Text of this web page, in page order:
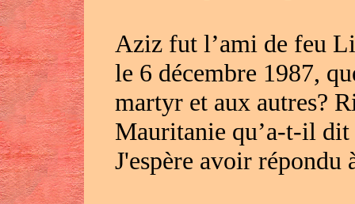
Aziz fut l’ami de feu
le 6 décembre 1987,
martyr et aux autres?
Mauritanie qu’a-t-il
J'espère avoir répondu